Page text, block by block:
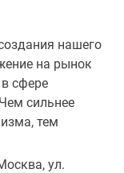
нашего
на рынок
сфере
сильнее
тем
ул.